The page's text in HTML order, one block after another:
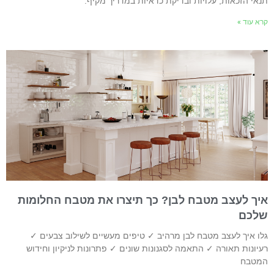
עוד »
לעצב מטבח לבן? כך תיצרו את מטבח החלומות
איך לעצב מטבח לבן מרהיב ✓ טיפים מעשיים לשילוב צבעים ✓
תאורה ✓ התאמה לסגנונות שונים ✓ פתרונות לניקיון וחידוש